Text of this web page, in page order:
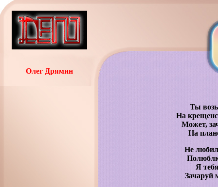
Олег Дрямин
Ты
На
Может,
На
Не
Я
Зачаруй